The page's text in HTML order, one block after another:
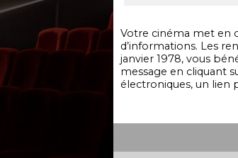
Votre cinéma met en
d’informations. Les
janvier 1978, vous
message en cliquant
électroniques, un lien